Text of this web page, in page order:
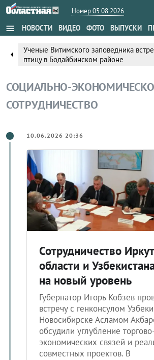
Номер 05.08.2026
menu НОВОСТИ ВИДЕО ФОТО ВЫПУСКИ
arrow_left
Ученые Витимского заповедника
птицу в Бодайбинском районе
СОЦИАЛЬНО-
СОТРУДНИЧЕСТВО
10.06.2026 20:36
Сотрудничество
области и
на новый уровень
Губернатор Игорь Кобзев
встречу с генконсулом
Новосибирске Асламом
обсудили углубление торгово-
экономических связей и
совместных проектов. В